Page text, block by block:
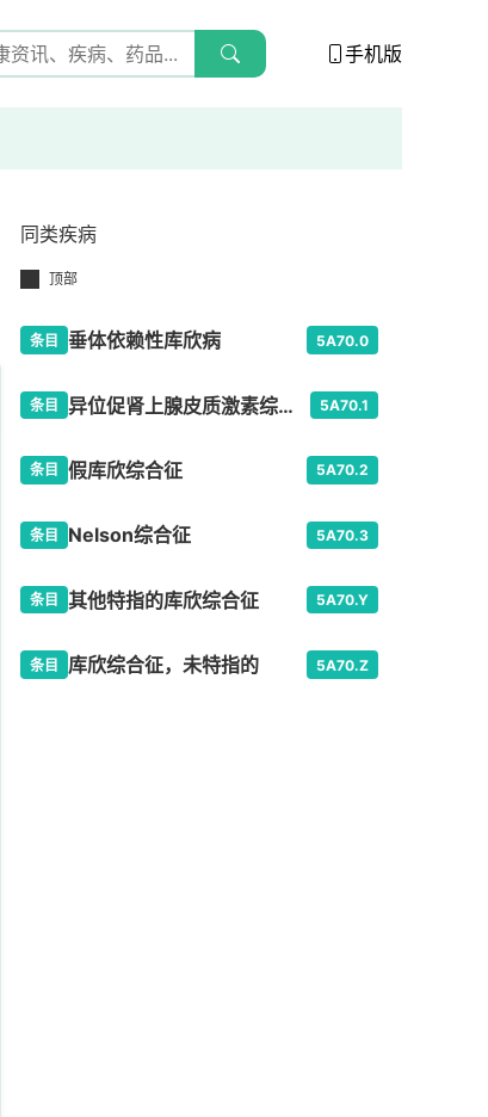
手机版
同类疾病
顶部
条目 垂体依赖性库欣病 5A70.0
条目 异位促肾上腺皮质激素综合征 5A70.1
条目 假库欣综合征 5A70.2
条目 Nelson综合征 5A70.3
条目 其他特指的库欣综合征 5A70.Y
条目 库欣综合征，未特指的 5A70.Z